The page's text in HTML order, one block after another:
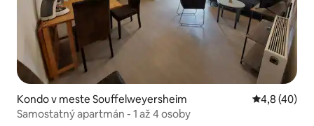
Kondo v meste Souffelweyersheim Priemerné
4,8 (40)
Samostatný apartmán - 1 až 4 osoby